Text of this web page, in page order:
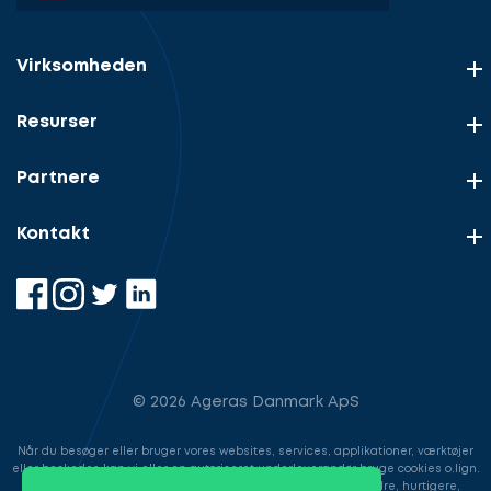
Virksomheden
Resurser
Partnere
Kontakt
© 2026 Ageras Danmark ApS
Når du besøger eller bruger vores websites, services, applikationer, værktøjer
eller beskeder, kan vi eller en autoriseret underleverandør bruge cookies o.lign.
til at gemme information for at gøre din brugeroplevelse bedre, hurtigere,